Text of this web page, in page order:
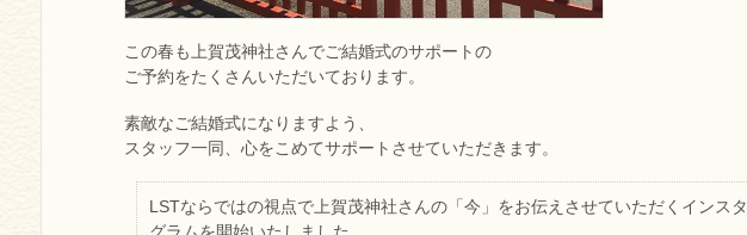
この春も上賀茂神社さんでご結婚式のサポートの
ご予約をたくさんいただいております。
素敵なご結婚式になりますよう、
スタッフ一同、心をこめてサポートさせていただきます。
LSTならではの視点で上賀茂神社さんの「今」をお伝えさせていただくインスタ